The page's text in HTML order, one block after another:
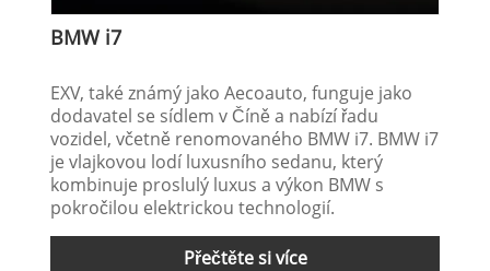
BMW i7
EXV, také známý jako Aecoauto, funguje jako
dodavatel se sídlem v Číně a nabízí řadu
vozidel, včetně renomovaného BMW i7. BMW i7
je vlajkovou lodí luxusního sedanu, který
kombinuje proslulý luxus a výkon BMW s
pokročilou elektrickou technologií.
Přečtěte si více